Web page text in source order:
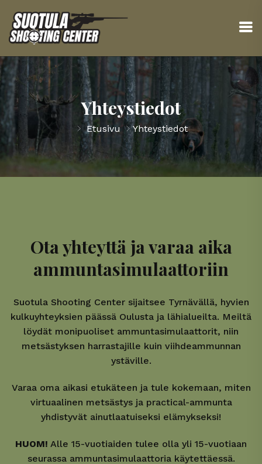
Yhteystiedot
Etusivu Yhteystiedot
Ota yhteyttä ja varaa aika
ammuntasimulaattoriin
Suotula Shooting Center sijaitsee Tyrnävällä, hyvien
kulkuyhteyksien päässä Oulusta ja lähialueilta. Meiltä
löydät monipuoliset ammuntasimulaattorit, niin
metsästyksen harrastajille kuin viihdeammunnan
ystäville.
Varaa oma aikasi etukäteen ja tule kokemaan, miten
virtuaalinen metsästys ja practical-ammunta
yhdistyvät ainutlaatuiseksi elämykseksi!
HUOM! Alle 15-vuotiaiden tulee olla yli 15-vuotiaan
seurassa ammuntasimulaattoria käytettäessä.